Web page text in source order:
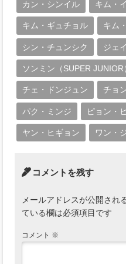
カン・シンイル キム・
キム・ギュチョル キム
シン・チュンシク ジェイ
ソンミン（SUPER JUNIOR
チェ・ドンジュン チョ
パク・ミンジ ピョン・
ヤン・ヒギョン ワン・
コメントを残す
メールアドレスが公開され
ている欄は必須項目です
コメント ※